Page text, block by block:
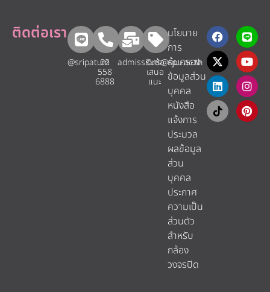
ติดต่อเรา
@sripatum
02
558
6888
admissions@spu.ac.th
รับข้อ
เสนอ
แนะ​
นโยบาย
การ
คุ้มครอง
ข้อมูลส่วน
บุคคล
หนังสือ
แจ้งการ
ประมวล
ผลข้อมูล
ส่วน
บุคคล
ประกาศ
ความเป็น
ส่วนตัว
สำหรับ
กล้อง
วงจรปิด